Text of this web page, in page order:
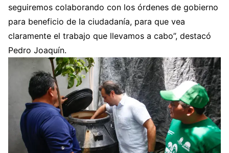
seguiremos colaborando con los órdenes de gobierno
para beneficio de la ciudadanía, para que vea
claramente el trabajo que llevamos a cabo”, destacó
Pedro Joaquín.